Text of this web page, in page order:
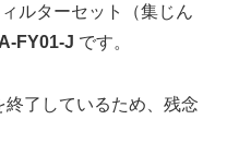
ルターセット（集じん
FY01-J です。
了しているため、残念